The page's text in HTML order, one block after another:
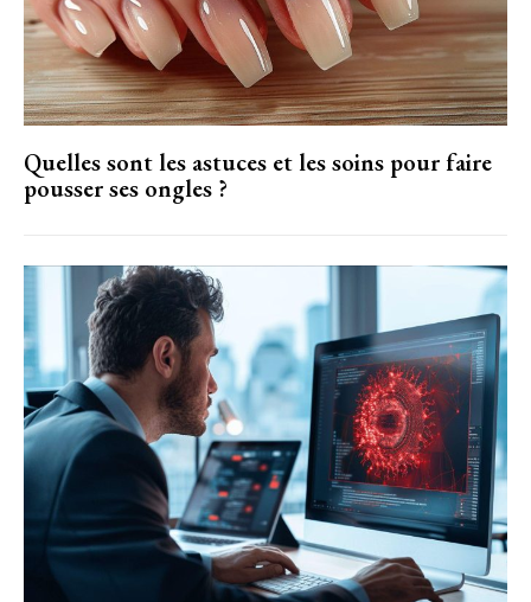
Quelles sont les astuces et les soins pour faire
pousser ses ongles ?